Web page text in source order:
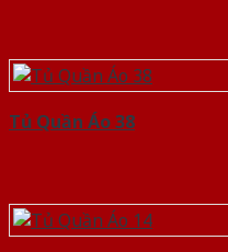
Tủ Quần Áo 38